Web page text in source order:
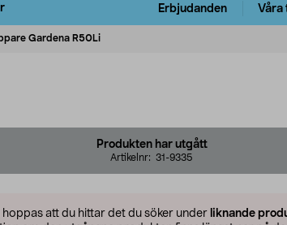
Erbjudanden Våra
Gardena R50Li
Produkten har utgått
Artikelnr: 31-9335
hoppas att du hittar det du söker under liknande